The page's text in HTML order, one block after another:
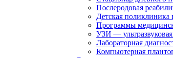
Послеродовая
Детская поликлиника
Программы
УЗИ —
Лабораторная
Компьютерная